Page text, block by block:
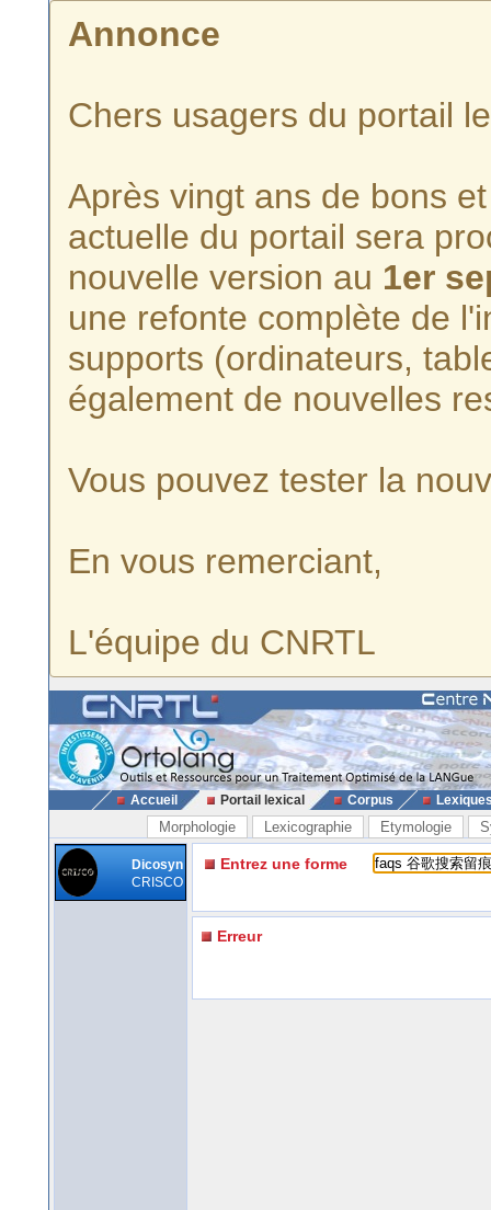
Annonce
Chers usagers du portail
Après vingt ans de bons
actuelle du portail sera
nouvelle version au 1er
une refonte complète de
supports (ordinateurs,
également de nouvelles
Vous pouvez tester la
En vous remerciant,
L'équipe du CNRTL
Accueil Portail lexical Corpus
Morphologie Lexicographie Etymologie
Dicosyn
CRISCO
Entrez une forme
Erreur